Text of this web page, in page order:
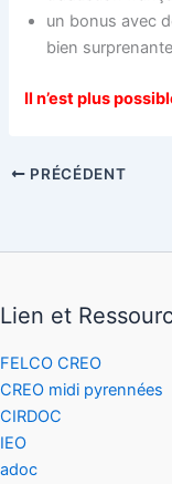
un bonus avec
bien
Il n’est plus
PRÉCÉDENT
Lien et
FELCO CREO
CREO midi pyrennées
CIRDOC
IEO
adoc